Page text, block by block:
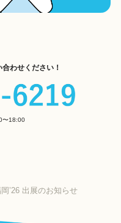
わせください！
〜18:00
’26 出展のお知らせ